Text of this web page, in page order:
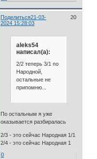
Поделиться 20
21-03-
2024 15:28:03
aleks54
написал(а):
2/2 теперь 3/1 по
Народной,
остальные не
припомню...
По остальным я уже
оказывается разбиралась
2/3 - это сейчас Народная 1/1
2/4 - это сейчас Народная 1
0